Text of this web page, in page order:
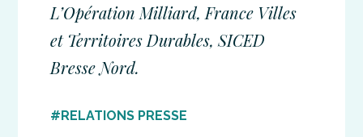
L’Opération Milliard, France Villes
et Territoires Durables, SICED
Bresse Nord.
#RELATIONS PRESSE